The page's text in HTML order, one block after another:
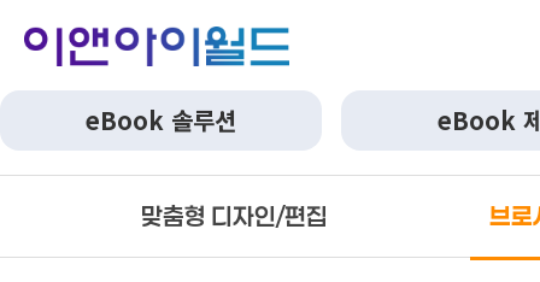
eBook 솔루션 eBook
맞춤형 디자인/편집 브로